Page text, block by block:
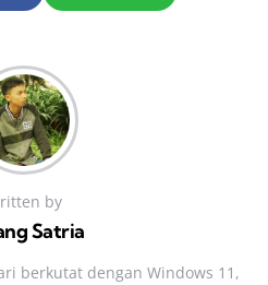
by
Satria
berkutat dengan Windows 11,